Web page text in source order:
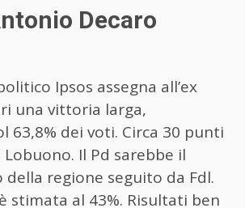
Decaro
Ipsos assegna all’ex
una vittoria larga,
63,8% dei voti. Circa 30 punti
Il Pd sarebbe il
regione seguito da Fdl.
stimata al 43%. Risultati ben